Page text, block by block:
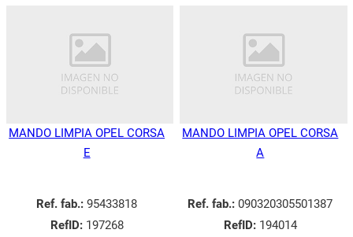
MANDO LIMPIA OPEL CORSA
E
Ref. fab.: 95433818
RefID:197268
MANDO LIMPIA OPEL CORSA
A
Ref. fab.: 090320305501387
RefID:194014